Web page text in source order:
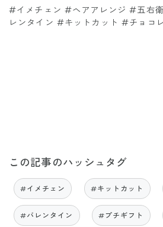
#イメチェン #ヘアアレンジ #五右
レンタイン #キットカット #チョコ
この記事のハッシュタグ
#イメチェン #キットカット
#バレンタイン #プチギフト